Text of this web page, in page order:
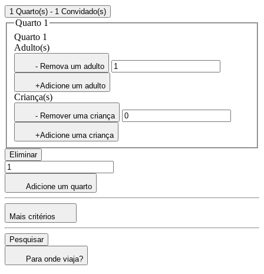
1 Quarto(s) - 1 Convidado(s)
Quarto 1
Quarto 1
Adulto(s)
- Remova um adulto
+Adicione um adulto
Criança(s)
- Remover uma criança
+Adicione uma criança
Eliminar
Adicione um quarto
Mais critérios
Pesquisar
Para onde viaja?